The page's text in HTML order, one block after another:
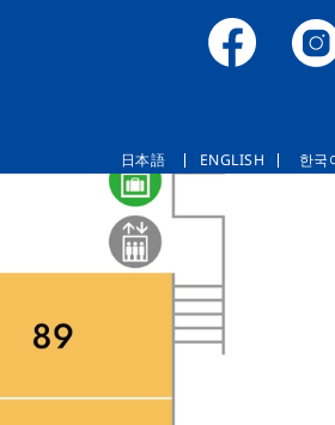
日本語 ENGLISH 한국